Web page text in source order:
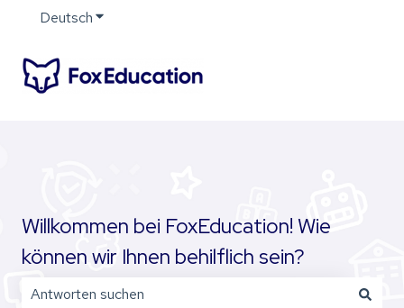
DeutschUntermenü für Übersetzungen anzeigen
Willkommen bei FoxEducation! Wie
können wir Ihnen behilflich sein?